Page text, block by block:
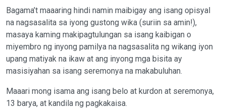
Bagama’t maaaring hindi namin maibigay ang isang opisyal
na nagsasalita sa iyong gustong wika (suriin sa amin!),
masaya kaming makipagtulungan sa isang kaibigan o
miyembro ng inyong pamilya na nagsasalita ng wikang iyon
upang matiyak na ikaw at ang inyong mga bisita ay
masisiyahan sa isang seremonya na makabuluhan.
Maaari mong isama ang isang belo at kurdon at seremonya,
13 barya, at kandila ng pagkakaisa.